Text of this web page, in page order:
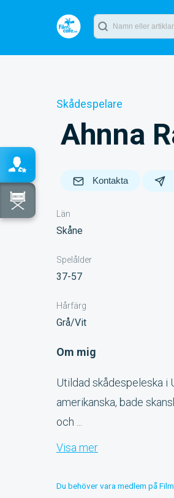
Skådespelare
Ahnna
Kontakta
Län
Skåne
Spelålder
37-57
Hårfärg
Grå/Vit
Om mig
Utildad skådespeleska i
amerikanska, bade
och ...
Visa mer
Du behöver vara medlem på